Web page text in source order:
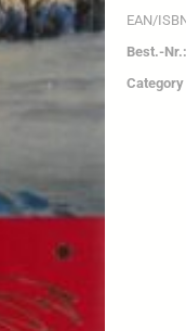
EAN/
Best.-Nr.:
Category